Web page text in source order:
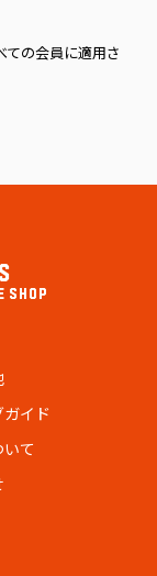
ての会員に適用さ
SHOP
イド
て